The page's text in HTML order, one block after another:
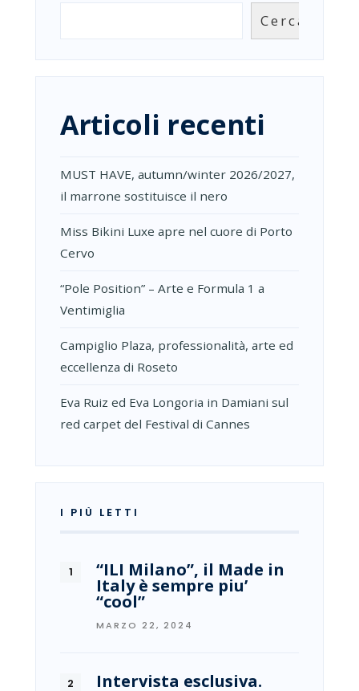
ICONA
DELLO
Cerca
Articoli recenti
MUST HAVE, autumn/winter 2026/2027,
il marrone sostituisce il nero
Miss Bikini Luxe apre nel cuore di Porto
Cervo
“Pole Position” – Arte e Formula 1 a
Ventimiglia
Campiglio Plaza, professionalità, arte ed
eccellenza di Roseto
Eva Ruiz ed Eva Longoria in Damiani sul
red carpet del Festival di Cannes
I PIÙ LETTI
“ILI Milano”, il Made in
Italy è sempre piu’
“cool”
MARZO 22, 2024
Intervista esclusiva.